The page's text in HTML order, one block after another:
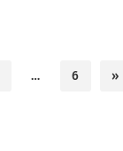
… 6 »